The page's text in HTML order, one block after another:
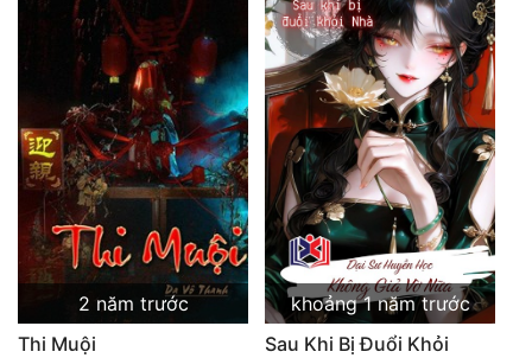
2 năm trước
Thi Muội
khoảng 1 năm trước
Sau Khi Bị Đuổi Khỏi